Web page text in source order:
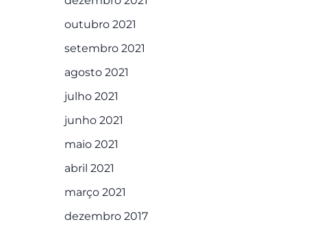
outubro 2021
setembro 2021
agosto 2021
julho 2021
junho 2021
maio 2021
abril 2021
março 2021
dezembro 2017